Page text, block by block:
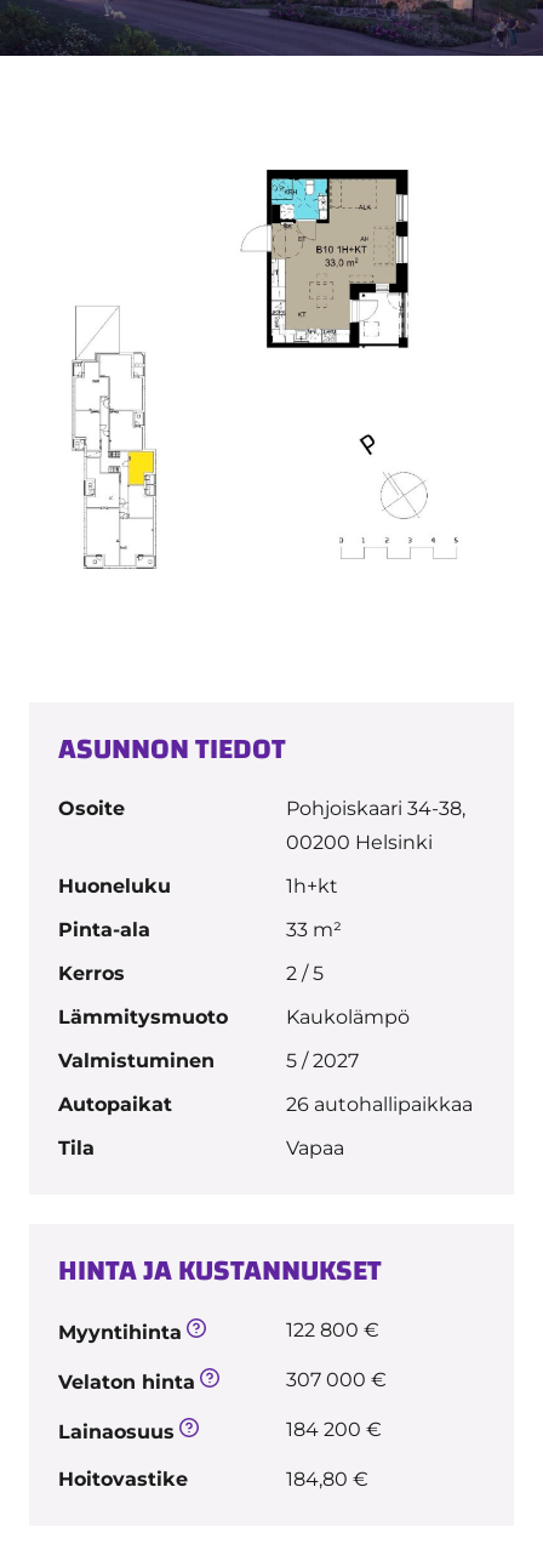
ASUNNON TIEDOT
Osoite
Pohjoiskaari 34-38,
00200 Helsinki
Huoneluku
1h+kt
Pinta-ala
33 m²
Kerros
2 / 5
Lämmitysmuoto
Kaukolämpö
Valmistuminen
5 / 2027
Autopaikat
26 autohallipaikkaa
Tila
Vapaa
HINTA JA KUSTANNUKSET
Myyntihinta 122 800 €
Velaton hinta 307 000 €
Lainaosuus 184 200 €
Hoitovastike 184,80 €